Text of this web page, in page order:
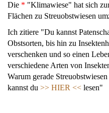
Die * "Klimawiese" hat sich
Flächen zu Streuobstwiesen
Ich zitiere "Du kannst
Obstsorten, bis hin zu
verschenken und so einen
verschiedene Arten von
Warum gerade
kannst du >> HIER << lesen"